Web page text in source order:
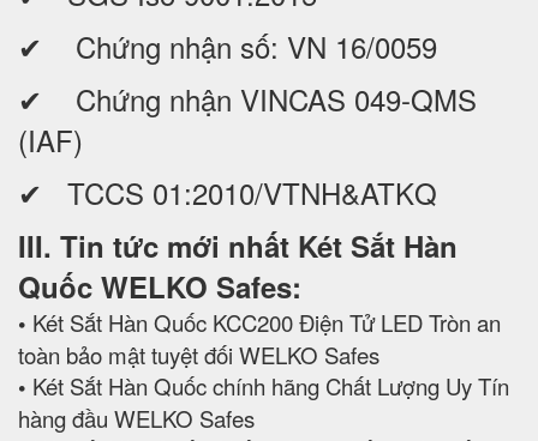
✔ Chứng nhận số: VN 16/0059
✔ Chứng nhận VINCAS 049-QMS
(IAF)
✔ TCCS 01:2010/VTNH&ATKQ
III. Tin tức mới nhất Két Sắt Hàn
Quốc WELKO Safes:
• Két Sắt Hàn Quốc KCC200 Điện Tử LED Tròn an
toàn bảo mật tuyệt đối WELKO Safes
• Két Sắt Hàn Quốc chính hãng Chất Lượng Uy Tín
hàng đầu WELKO Safes